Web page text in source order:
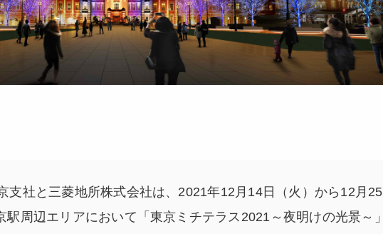
支社と三菱地所株式会社は、2021年12月14日（火）から12月25
駅周辺エリアにおいて「東京ミチテラス2021～夜明けの光景～」